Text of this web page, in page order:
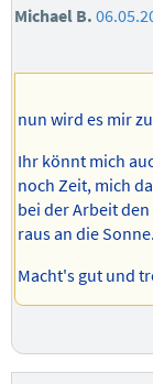
Michael B.
nun wird es mir
Ihr könnt mich
noch Zeit, mich
bei der Arbeit
raus an die Sonne.
Macht's gut und